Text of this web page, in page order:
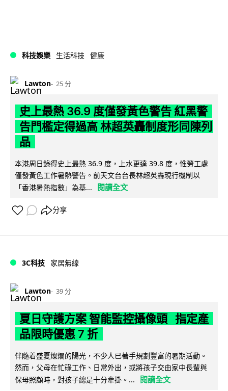
科技娛樂 生活科技 健康
Lawton 25 分
史上最熱 36.9 度僅發黃色警告 紅黑警
告門檻定得過高 林超英轟制度形同陳列
品
本港周日錄得史上最熱 36.9 度，上水更達 39.8 度，惟勞工處
僅發黃色工作暑熱警告。前天文台台長林超英轟現行機制以
「香港暑熱指數」為基...
閱讀全文
分享
3C科技 家居無線
Lawton 39 分
夏日守護方案 智能監控攝像頭 指定產
品限時優惠 7 折
伴隨着盛夏燦爛的陽光，不少人已著手規劃豐富的暑期活動。
然而，父母在忙碌工作、日常外出，或將孩子交由家中長輩與
保母照顧時，對孩子總是十分牽掛。...
閱讀全文